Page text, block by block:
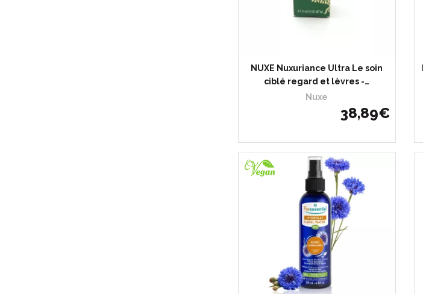
NUXE Nuxuriance Ultra Le soin
ciblé regard et lèvres -…
Nuxe
38,89€